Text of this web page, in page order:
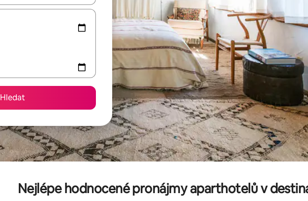
Hledat
Nejlépe hodnocené pronájmy aparthotelů v